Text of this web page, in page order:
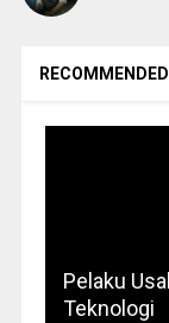
Pelaku
Teknologi